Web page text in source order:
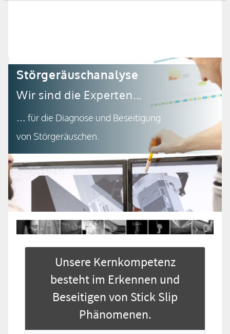
Störgeräuschanalyse
Wir sind die Experten...
… für die Diagnose und Beseitigung
von Störgeräuschen.
Unsere Kernkompetenz
besteht im Erkennen und
Beseitigen von Stick Slip
Phänomenen.